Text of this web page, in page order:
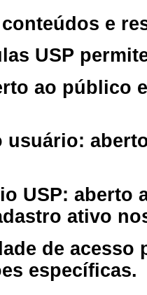
e
USP
ao público
usuário:
USP: aberto
ativo
de
específicas.